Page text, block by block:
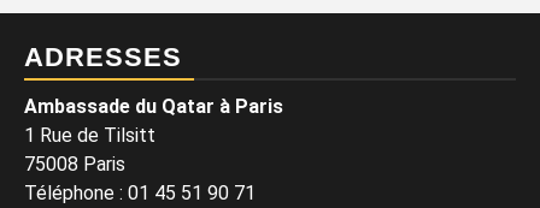
ADRESSES
Ambassade du Qatar à Paris
1 Rue de Tilsitt
75008 Paris
Téléphone : 01 45 51 90 71